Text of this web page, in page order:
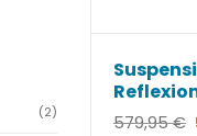
(2) 579,95€